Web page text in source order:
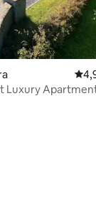
Luxury